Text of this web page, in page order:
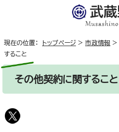
現在の位置： トップページ > 市政情報 >
すること
その他契約に関すること